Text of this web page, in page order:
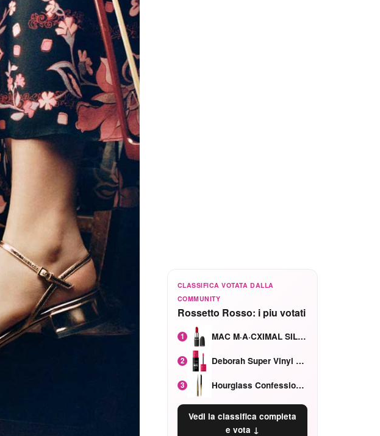
CLASSIFICA VOTATA DALLA
COMMUNITY
Rossetto Rosso: i piu votati
1 MAC M·A·CXIMAL SILKY MATTE Red Rock mat
2 Deborah Super Vinyl Shake Rosa Ciliegia
3 Hourglass Confession Ricaricabile Ultra Preciso Ad Alta Intensità Secretly Classic Red
Vedi la classifica completa
e vota ↓